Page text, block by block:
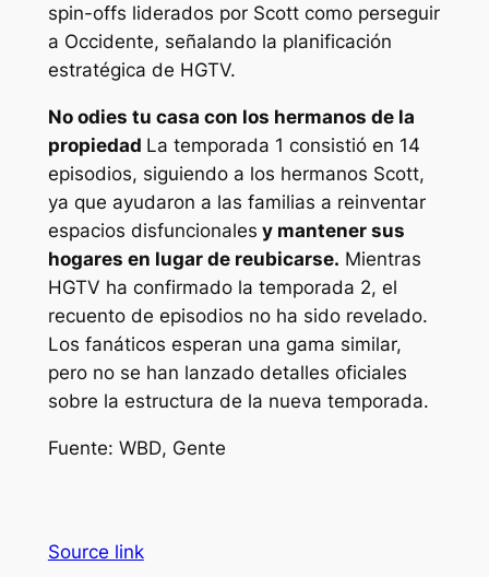
spin-offs liderados por Scott como perseguir
a Occidente, señalando la planificación
estratégica de HGTV.
No odies tu casa con los hermanos de la
propiedad La temporada 1 consistió en 14
episodios, siguiendo a los hermanos Scott,
ya que ayudaron a las familias a reinventar
espacios disfuncionales y mantener sus
hogares en lugar de reubicarse. Mientras
HGTV ha confirmado la temporada 2, el
recuento de episodios no ha sido revelado.
Los fanáticos esperan una gama similar,
pero no se han lanzado detalles oficiales
sobre la estructura de la nueva temporada.
Fuente: WBD, Gente
Source link